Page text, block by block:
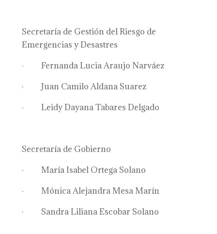
Secretaría de Gestión del Riesgo de
Emergencias y Desastres
· Fernanda Lucia Araujo Narváez
· Juan Camilo Aldana Suarez
· Leidy Dayana Tabares Delgado
Secretaría de Gobierno
· María Isabel Ortega Solano
· Mónica Alejandra Mesa Marín
· Sandra Liliana Escobar Solano